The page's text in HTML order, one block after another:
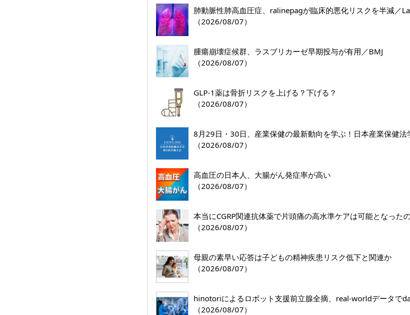
肺動脈性肺高血圧症、ralinepagが臨床的悪化リスクを半減／
（2026/08/07）
腫瘍崩壊症候群、ラスブリカーゼ早期投与が有用／BMJ
（2026/08/07）
GLP-1薬は骨折リスクを上げる？下げる？
（2026/08/07）
8月29日・30日、産業保健の最新動向を学ぶ！日本産業保健法
（2026/08/07）
高血圧の日本人、大腸がん発症率が高い
（2026/08/07）
本当にCGRP関連抗体薬で片頭痛の高水準ケアは可能となった
（2026/08/07）
母親の素早い応答は子どもの精神疾患リスク低下と関連か
（2026/08/07）
hinotoriによるロボット支援前立腺全摘、real-worldデータで
（2026/08/07）